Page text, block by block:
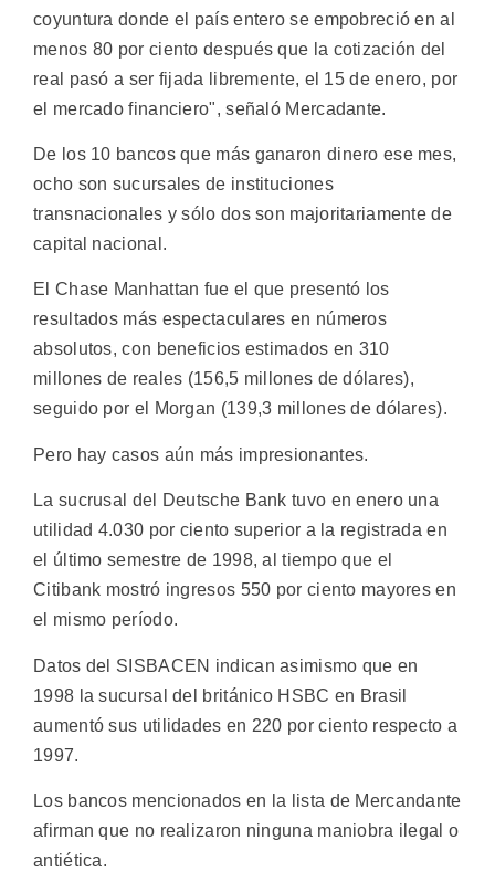
coyuntura donde el país entero se empobreció en al
menos 80 por ciento después que la cotización del
real pasó a ser fijada libremente, el 15 de enero, por
el mercado financiero", señaló Mercadante.
De los 10 bancos que más ganaron dinero ese mes,
ocho son sucursales de instituciones
transnacionales y sólo dos son majoritariamente de
capital nacional.
El Chase Manhattan fue el que presentó los
resultados más espectaculares en números
absolutos, con beneficios estimados en 310
millones de reales (156,5 millones de dólares),
seguido por el Morgan (139,3 millones de dólares).
Pero hay casos aún más impresionantes.
La sucrusal del Deutsche Bank tuvo en enero una
utilidad 4.030 por ciento superior a la registrada en
el último semestre de 1998, al tiempo que el
Citibank mostró ingresos 550 por ciento mayores en
el mismo período.
Datos del SISBACEN indican asimismo que en
1998 la sucursal del británico HSBC en Brasil
aumentó sus utilidades en 220 por ciento respecto a
1997.
Los bancos mencionados en la lista de Mercandante
afirman que no realizaron ninguna maniobra ilegal o
antiética.